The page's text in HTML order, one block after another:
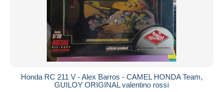
Honda RC 211 V - Alex Barros - CAMEL HONDA Team,
GUILOY ORIGINAL valentino rossi